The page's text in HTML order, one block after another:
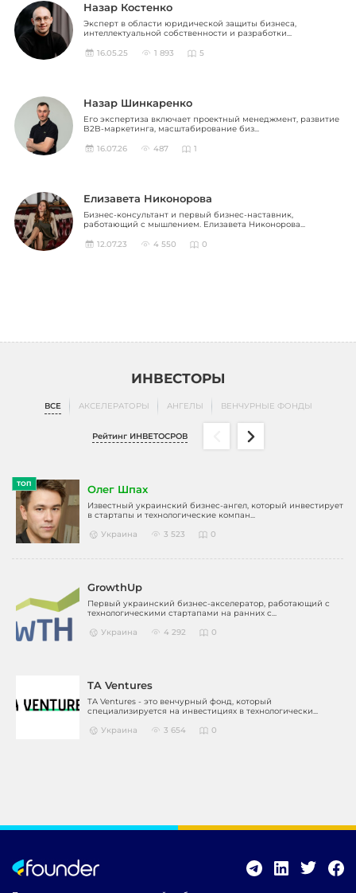
Назар Костенко
Эксперт в области юридической защиты бизнеса,
интеллектуальной собственности и разработки...
16.05.25
1 893 5
Назар Шинкаренко
Его экспертиза включает проектный менеджмент, развитие
B2B-маркетинга, масштабирование биз...
16.07.26
487 1
Елизавета Никонорова
Бизнес-консультант и первый бизнес-наставник,
работающий с мышлением. Елизавета Никонорова...
12.07.23
4 550 0
ИНВЕСТОРЫ
ВСЕ АКСЕЛЕРАТОРЫ АНГЕЛЫ ВЕНЧУРНЫЕ ФОНДЫ
Рейтинг ИНВЕТОСРОВ
ТОП Олег Шпах
Известный украинский бизнес-ангел, который инвестирует
в стартапы и технологические компан...
Украина
3 523 0
GrowthUp
Первый украинский бизнес-акселератор, работающий с
технологическими стартапами на ранних с...
Украина
4 292 0
TA Ventures
TA Ventures - это венчурный фонд, который
специализируется на инвестициях в технологически...
Украина
3 654 0